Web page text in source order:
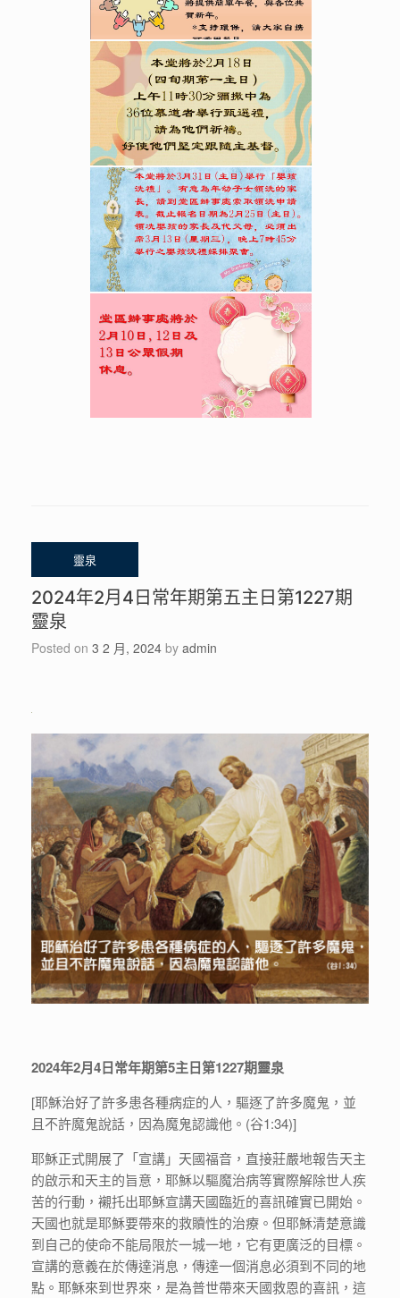
2024年2月4日常年期第五主日第1227期
靈泉
Posted on 3 2 月, 2024 by admin
2024年2月4日常年期第5主日第1227期靈泉
[耶穌治好了許多患各種病症的人，驅逐了許多魔鬼，並
且不許魔鬼說話，因為魔鬼認識他。(谷1:34)]
耶穌正式開展了「宣講」天國福音，直接莊嚴地報告天主
的啟示和天主的旨意，耶穌以驅魔治病等實際解除世人疾
苦的行動，襯托出耶穌宣講天國臨近的喜訊確實已開始。
天國也就是耶穌要帶來的救贖性的治療。但耶穌清楚意識
到自己的使命不能局限於一城一地，它有更廣泛的目標。
宣講的意義在於傳達消息，傳達一個消息必須到不同的地
點。耶穌來到世界來，是為普世帶來天國救恩的喜訊，這